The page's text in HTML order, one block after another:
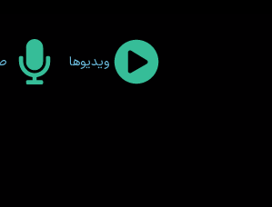
ویدیوها